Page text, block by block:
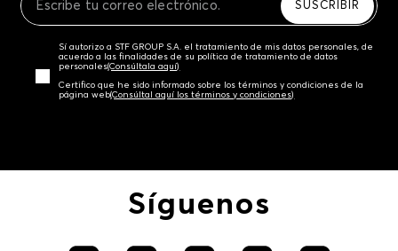
SUSCRIBIR
Sí autorizo a STF GROUP S.A. el tratamiento de mis datos personales, de
acuerdo a las finalidades de su política de tratamiento de datos
personales‎(Consúltala aquí)
Certifico que he sido informado sobre los términos y condiciones de la
página web‎(Consúltal aquí los términos y condiciones)
Síguenos